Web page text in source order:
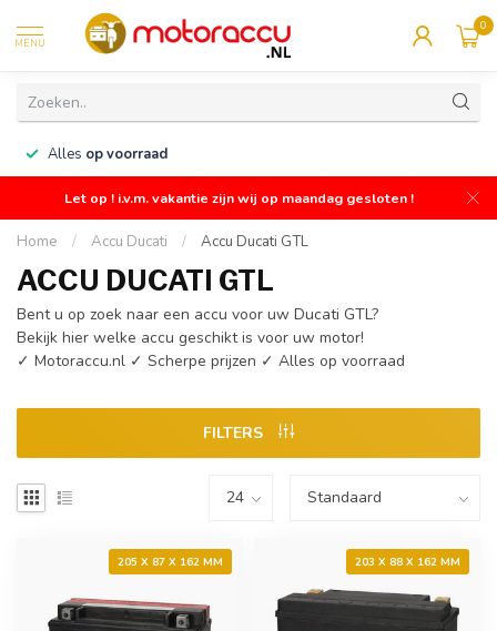
MENU
0
Alles op voorraad
Let op ! i.v.m. vakantie zijn wij op maandag gesloten !
Home / Accu Ducati / Accu Ducati GTL
ACCU DUCATI GTL
Bent u op zoek naar een accu voor uw Ducati GTL?
Bekijk hier welke accu geschikt is voor uw motor!
✓ Motoraccu.nl ✓ Scherpe prijzen ✓ Alles op voorraad
FILTERS
205 X 87 X 162 MM 203 X 88 X 162 MM